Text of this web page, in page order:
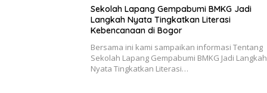
Sekolah Lapang Gempabumi BMKG Jadi
Langkah Nyata Tingkatkan Literasi
Kebencanaan di Bogor
Bersama ini kami sampaikan informasi Tentang
Sekolah Lapang Gempabumi BMKG Jadi Langkah
Nyata Tingkatkan Literasi…